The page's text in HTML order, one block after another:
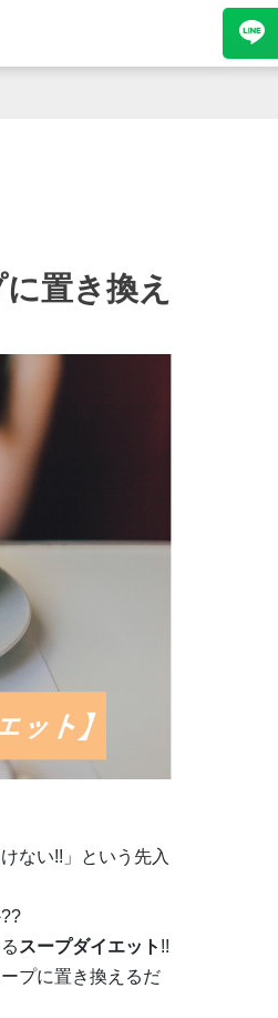
置き換え
ない!!」という先入
スープダイエット !!
プに置き換えるだ